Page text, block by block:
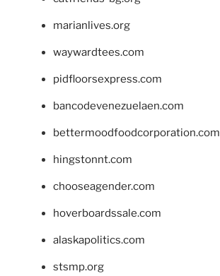
marianlives.org
waywardtees.com
pidfloorsexpress.com
bancodevenezuelaen.com
bettermoodfoodcorporation.com
hingstonnt.com
chooseagender.com
hoverboardssale.com
alaskapolitics.com
stsmp.org